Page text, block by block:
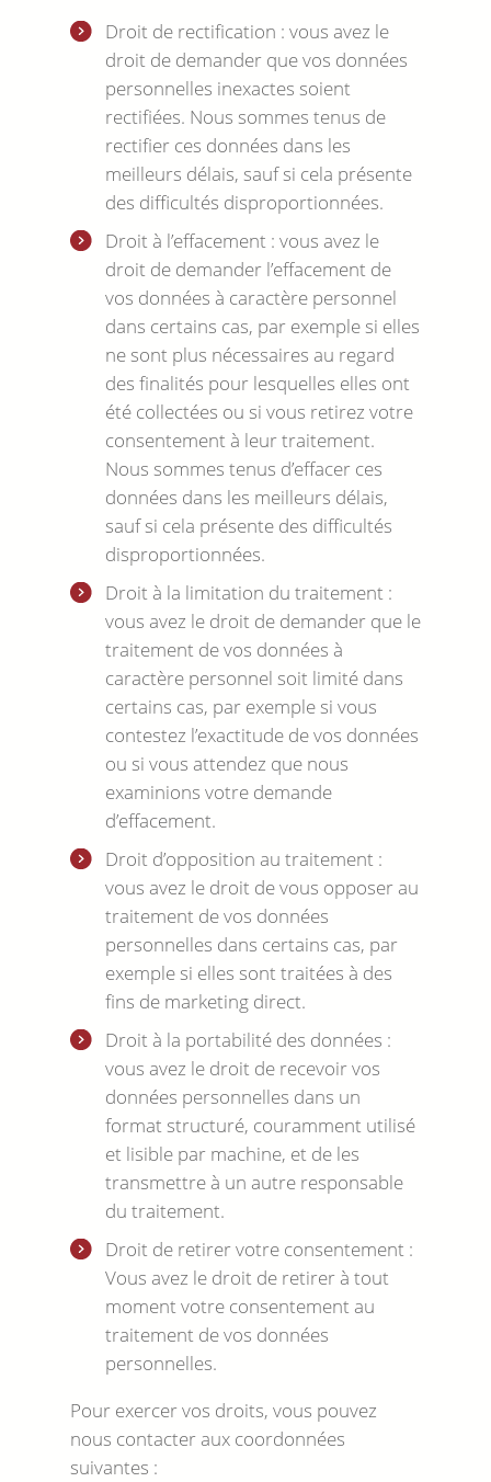
Droit de rectification : vous avez le
droit de demander que vos données
personnelles inexactes soient
rectifiées. Nous sommes tenus de
rectifier ces données dans les
meilleurs délais, sauf si cela présente
des difficultés disproportionnées.
Droit à l’effacement : vous avez le
droit de demander l’effacement de
vos données à caractère personnel
dans certains cas, par exemple si elles
ne sont plus nécessaires au regard
des finalités pour lesquelles elles ont
été collectées ou si vous retirez votre
consentement à leur traitement.
Nous sommes tenus d’effacer ces
données dans les meilleurs délais,
sauf si cela présente des difficultés
disproportionnées.
Droit à la limitation du traitement :
vous avez le droit de demander que le
traitement de vos données à
caractère personnel soit limité dans
certains cas, par exemple si vous
contestez l’exactitude de vos données
ou si vous attendez que nous
examinions votre demande
d’effacement.
Droit d’opposition au traitement :
vous avez le droit de vous opposer au
traitement de vos données
personnelles dans certains cas, par
exemple si elles sont traitées à des
fins de marketing direct.
Droit à la portabilité des données :
vous avez le droit de recevoir vos
données personnelles dans un
format structuré, couramment utilisé
et lisible par machine, et de les
transmettre à un autre responsable
du traitement.
Droit de retirer votre consentement :
Vous avez le droit de retirer à tout
moment votre consentement au
traitement de vos données
personnelles.
Pour exercer vos droits, vous pouvez
nous contacter aux coordonnées
suivantes :